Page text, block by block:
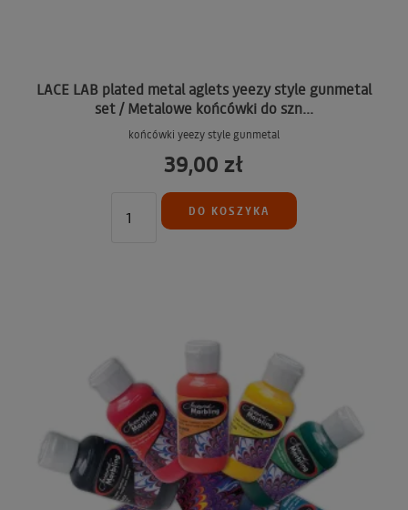
LACE LAB plated metal aglets yeezy style gunmetal
set / Metalowe końcówki do szn...
końcówki yeezy style gunmetal
39,00 zł
DO KOSZYKA